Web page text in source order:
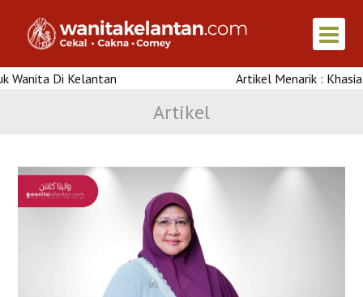
Artikel Menarik : Khasiat Air Kelapa
Artikel